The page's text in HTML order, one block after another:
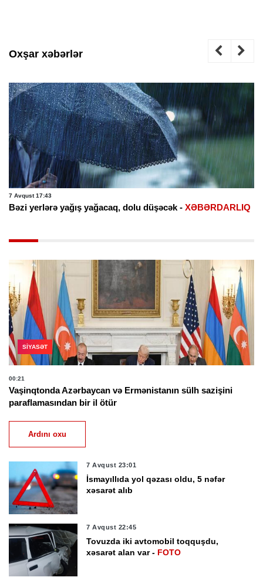
Oxşar xəbərlər
7 Avqust 17:43
Bəzi yerlərə yağış yağacaq, dolu düşəcək - XƏBƏRDARLIQ
SIYASƏT
00:21
Vaşinqtonda Azərbaycan və Ermənistanın sülh sazişini
paraflamasından bir il ötür
Ardını oxu
7 Avqust 23:01
İsmayıllıda yol qəzası oldu, 5 nəfər
xəsarət alıb
7 Avqust 22:45
Tovuzda iki avtomobil toqquşdu,
xəsarət alan var - FOTO